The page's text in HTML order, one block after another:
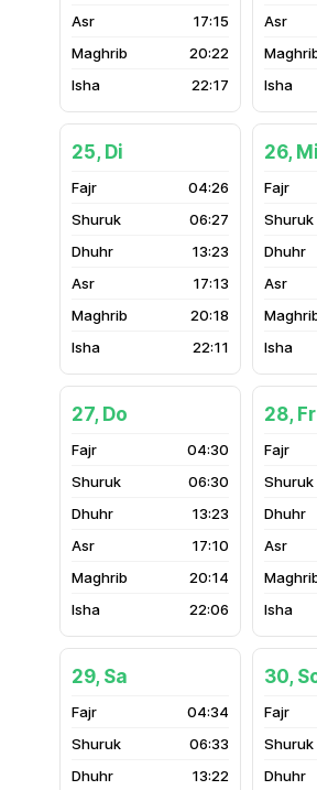
17:15
20:22
22:17
25, Di
04:26
06:27
13:23
17:13
20:18
22:11
26, Mi
27, Do
04:30
06:30
13:23
17:10
20:14
22:06
28, Fr
29, Sa
04:34
06:33
13:22
30,